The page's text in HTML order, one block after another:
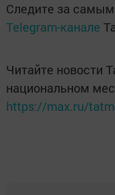
Следите за
Telegram-канале
Читайте новости
национальном
https://max.ru/